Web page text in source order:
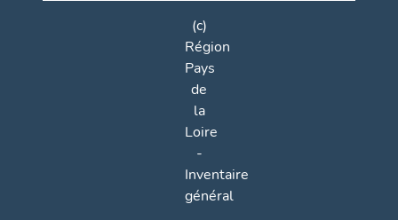
(c)
Région
Pays
de
la
Loire
-
Inventaire
général